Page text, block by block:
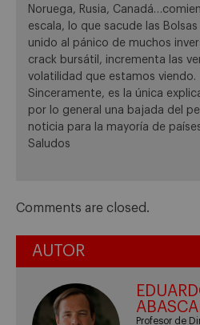
Noruega, Rusia,
escala, lo que sacude las
unido al pánico de muchos
crack bursátil, incrementa las
volatilidad que estamos viendo.
Sinceramente, es la única
por lo general una bajada del
noticia para la mayoría de
Saludos
Comments are closed.
AUTOR
Profesor de